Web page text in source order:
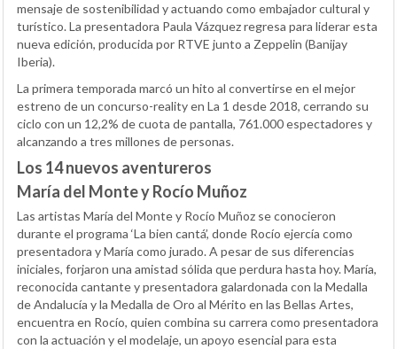
mensaje de sostenibilidad y actuando como embajador cultural y
turístico. La presentadora Paula Vázquez regresa para liderar esta
nueva edición, producida por RTVE junto a Zeppelin (Banijay
Iberia).
La primera temporada marcó un hito al convertirse en el mejor
estreno de un concurso-reality en La 1 desde 2018, cerrando su
ciclo con un 12,2% de cuota de pantalla, 761.000 espectadores y
alcanzando a tres millones de personas.
Los 14 nuevos aventureros
María del Monte y Rocío Muñoz
Las artistas María del Monte y Rocío Muñoz se conocieron
durante el programa ‘La bien cantá’, donde Rocío ejercía como
presentadora y María como jurado. A pesar de sus diferencias
iniciales, forjaron una amistad sólida que perdura hasta hoy. María,
reconocida cantante y presentadora galardonada con la Medalla
de Andalucía y la Medalla de Oro al Mérito en las Bellas Artes,
encuentra en Rocío, quien combina su carrera como presentadora
con la actuación y el modelaje, un apoyo esencial para esta